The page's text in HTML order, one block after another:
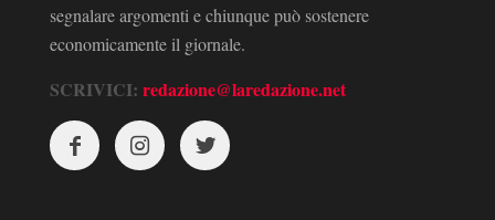
segnalare argomenti e chiunque può sostenere
economicamente il giornale.
SCRIVICI: redazione@laredazione.net